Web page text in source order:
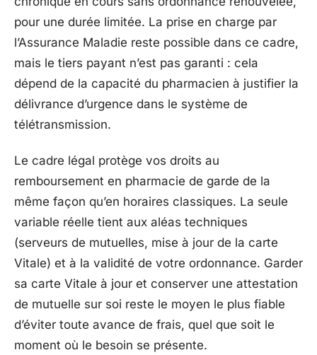
pour une durée limitée. La prise en charge par
l’Assurance Maladie reste possible dans ce cadre,
mais le tiers payant n’est pas garanti : cela
dépend de la capacité du pharmacien à justifier la
délivrance d’urgence dans le système de
télétransmission.
Le cadre légal protège vos droits au
remboursement en pharmacie de garde de la
même façon qu’en horaires classiques. La seule
variable réelle tient aux aléas techniques
(serveurs de mutuelles, mise à jour de la carte
Vitale) et à la validité de votre ordonnance. Garder
sa carte Vitale à jour et conserver une attestation
de mutuelle sur soi reste le moyen le plus fiable
d’éviter toute avance de frais, quel que soit le
moment où le besoin se présente.